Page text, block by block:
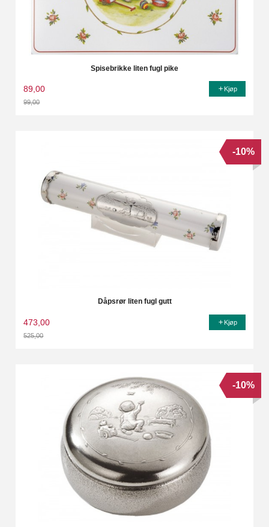
Spisebrikke liten fugl pike
89,00
99,00
Kjøp
Dåpsrør liten fugl gutt
473,00
525,00
-10%
Kjøp
-10%